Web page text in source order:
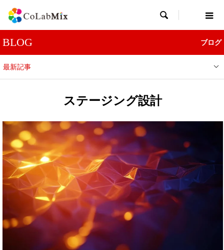

BLOG ブログ
最新記事
ステージング設計